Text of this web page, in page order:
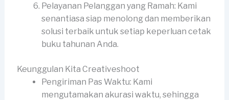
Pelayanan Pelanggan yang Ramah: Kami
senantiasa siap menolong dan memberikan
solusi terbaik untuk setiap keperluan cetak
buku tahunan Anda.
Keunggulan Kita Creativeshoot
Pengiriman Pas Waktu: Kami
mengutamakan akurasi waktu, sehingga